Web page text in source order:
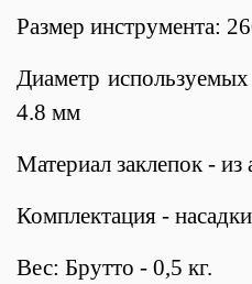
Размер инструмента:
Диаметр
4.8 мм
Материал заклепок -
Комплектация -
Вес: Брутто - 0,5 кг.